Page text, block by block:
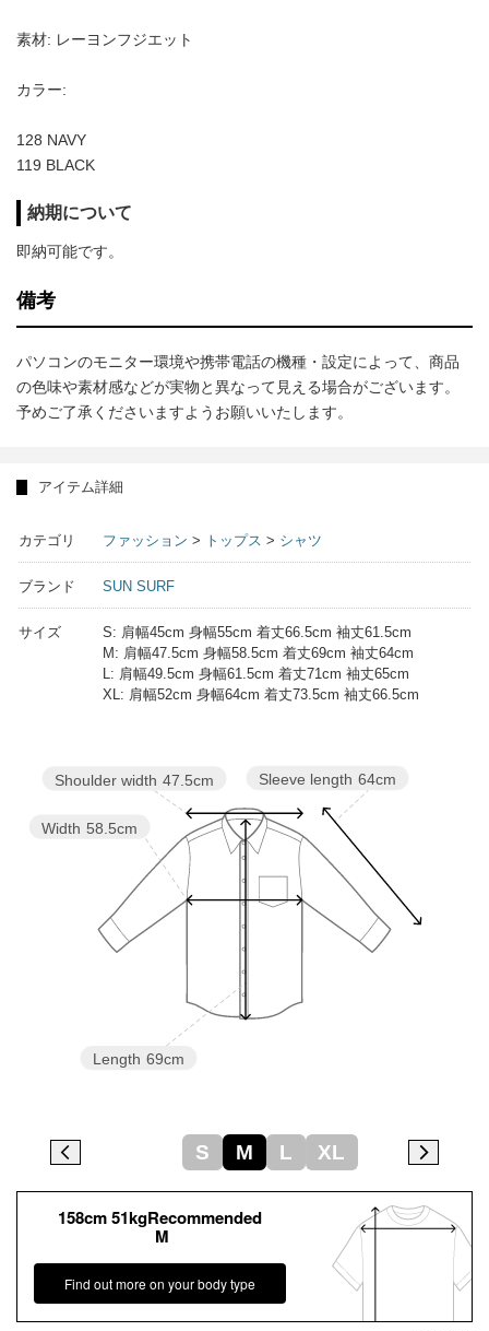
素材: レーヨンフジエット
カラー:
128 NAVY
119 BLACK
納期について
即納可能です。
備考
パソコンのモニター環境や携帯電話の機種・設定によって、商品
の色味や素材感などが実物と異なって見える場合がございます。
予めご了承くださいますようお願いいたします。
アイテム詳細
カテゴリ ファッション > トップス > シャツ
ブランド SUN SURF
サイズ
S: 肩幅45cm 身幅55cm 着丈66.5cm 袖丈61.5cm
M: 肩幅47.5cm 身幅58.5cm 着丈69cm 袖丈64cm
L: 肩幅49.5cm 身幅61.5cm 着丈71cm 袖丈65cm
XL: 肩幅52cm 身幅64cm 着丈73.5cm 袖丈66.5cm
Sleeve length 64cm
Length 69cm
Width 58.5cm
Shoulder width 47.5cm
S M L XL
158cm 51kgRecommended
M
Find out more on your body type